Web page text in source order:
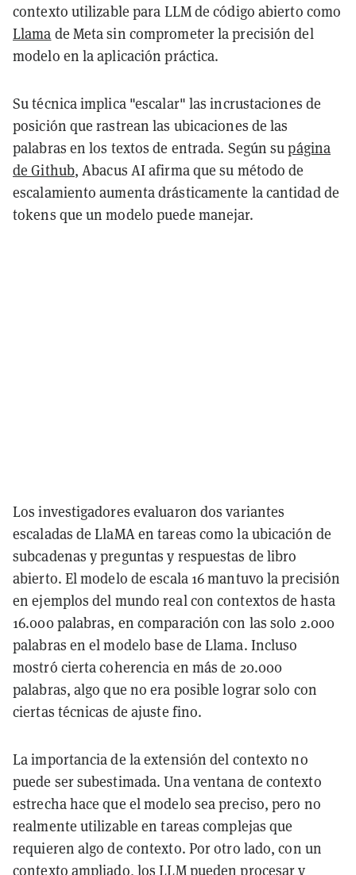
contexto utilizable para LLM de código abierto como
Llama de Meta sin comprometer la precisión del
modelo en la aplicación práctica.
Su técnica implica "escalar" las incrustaciones de
posición que rastrean las ubicaciones de las
palabras en los textos de entrada. Según supágina
de Github, Abacus AI afirma que su método de
escalamiento aumenta drásticamente la cantidad de
tokens que un modelo puede manejar.
Los investigadores evaluaron dos variantes
escaladas de LlaMA en tareas como la ubicación de
subcadenas y preguntas y respuestas de libro
abierto. El modelo de escala 16 mantuvo la precisión
en ejemplos del mundo real con contextos de hasta
16.000 palabras, en comparación con las solo 2.000
palabras en el modelo base de Llama. Incluso
mostró cierta coherencia en más de 20.000
palabras, algo que no era posible lograr solo con
ciertas técnicas de ajuste fino.
La importancia de la extensión del contexto no
puede ser subestimada. Una ventana de contexto
estrecha hace que el modelo sea preciso, pero no
realmente utilizable en tareas complejas que
requieren algo de contexto. Por otro lado, con un
contexto ampliado, los LLM pueden procesar y